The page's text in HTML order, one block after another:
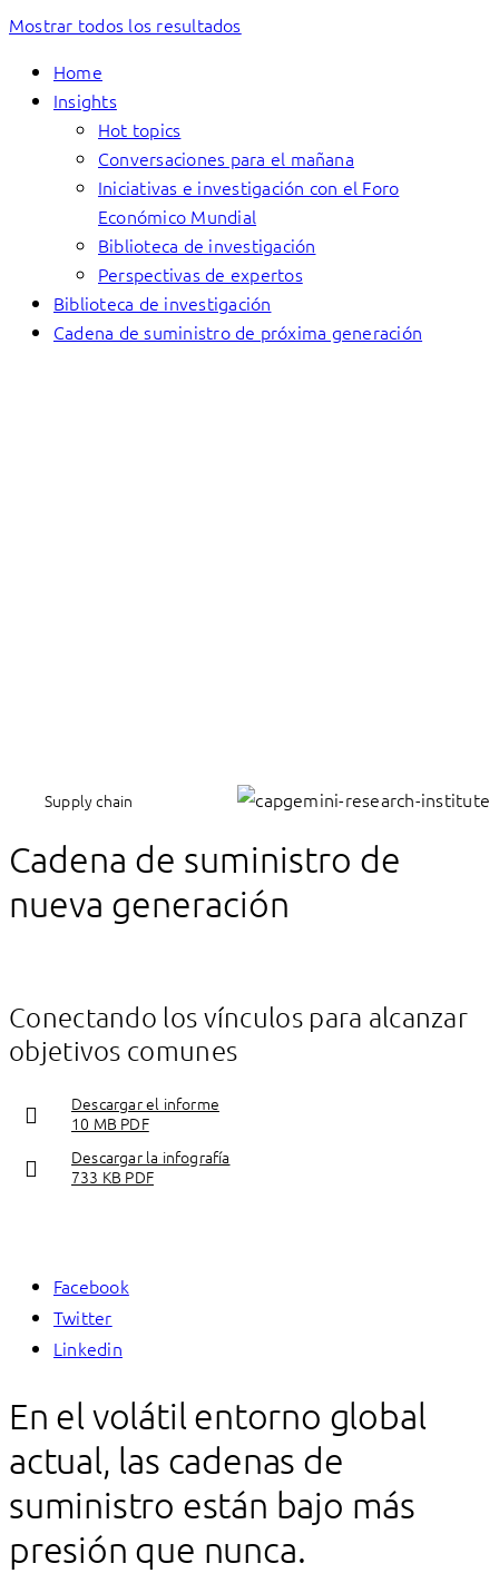
Mostrar todos los resultados
Home
Insights
Hot topics
Conversaciones para el mañana
Iniciativas e investigación con el Foro
Económico Mundial
Biblioteca de investigación
Perspectivas de expertos
Biblioteca de investigación
Cadena de suministro de próxima generación
Supply chain
Cadena de suministro de
nueva generación
Conectando los vínculos para alcanzar
objetivos comunes
Descargar el informe
10 MB PDF
Descargar la infografía
733 KB PDF
Facebook
Twitter
Linkedin
En el volátil entorno global
actual, las cadenas de
suministro están bajo más
presión que nunca.